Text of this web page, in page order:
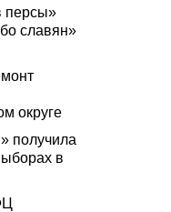
персы»
славян»
округе
получила
в